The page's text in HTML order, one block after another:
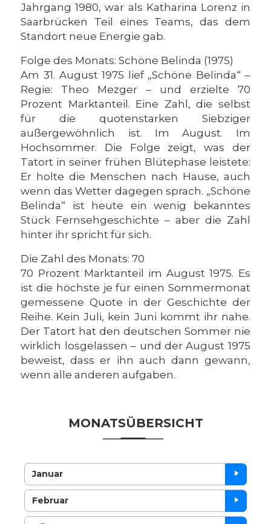
Jahrgang 1980, war als Katharina Lorenz in
Saarbrücken Teil eines Teams, das dem
Standort neue Energie gab.
Folge des Monats: Schöne Belinda (1975)
Am 31. August 1975 lief „Schöne Belinda“ –
Regie: Theo Mezger – und erzielte 70
Prozent Marktanteil. Eine Zahl, die selbst
für die quotenstarken Siebziger
außergewöhnlich ist. Im August. Im
Hochsommer. Die Folge zeigt, was der
Tatort in seiner frühen Blütephase leistete:
Er holte die Menschen nach Hause, auch
wenn das Wetter dagegen sprach. „Schöne
Belinda“ ist heute ein wenig bekanntes
Stück Fernsehgeschichte – aber die Zahl
hinter ihr spricht für sich.
Die Zahl des Monats: 70
70 Prozent Marktanteil im August 1975. Es
ist die höchste je für einen Sommermonat
gemessene Quote in der Geschichte der
Reihe. Kein Juli, kein Juni kommt ihr nahe.
Der Tatort hat den deutschen Sommer nie
wirklich losgelassen – und der August 1975
beweist, dass er ihn auch dann gewann,
wenn alle anderen aufgaben.
MONATSÜBERSICHT
Januar
Februar